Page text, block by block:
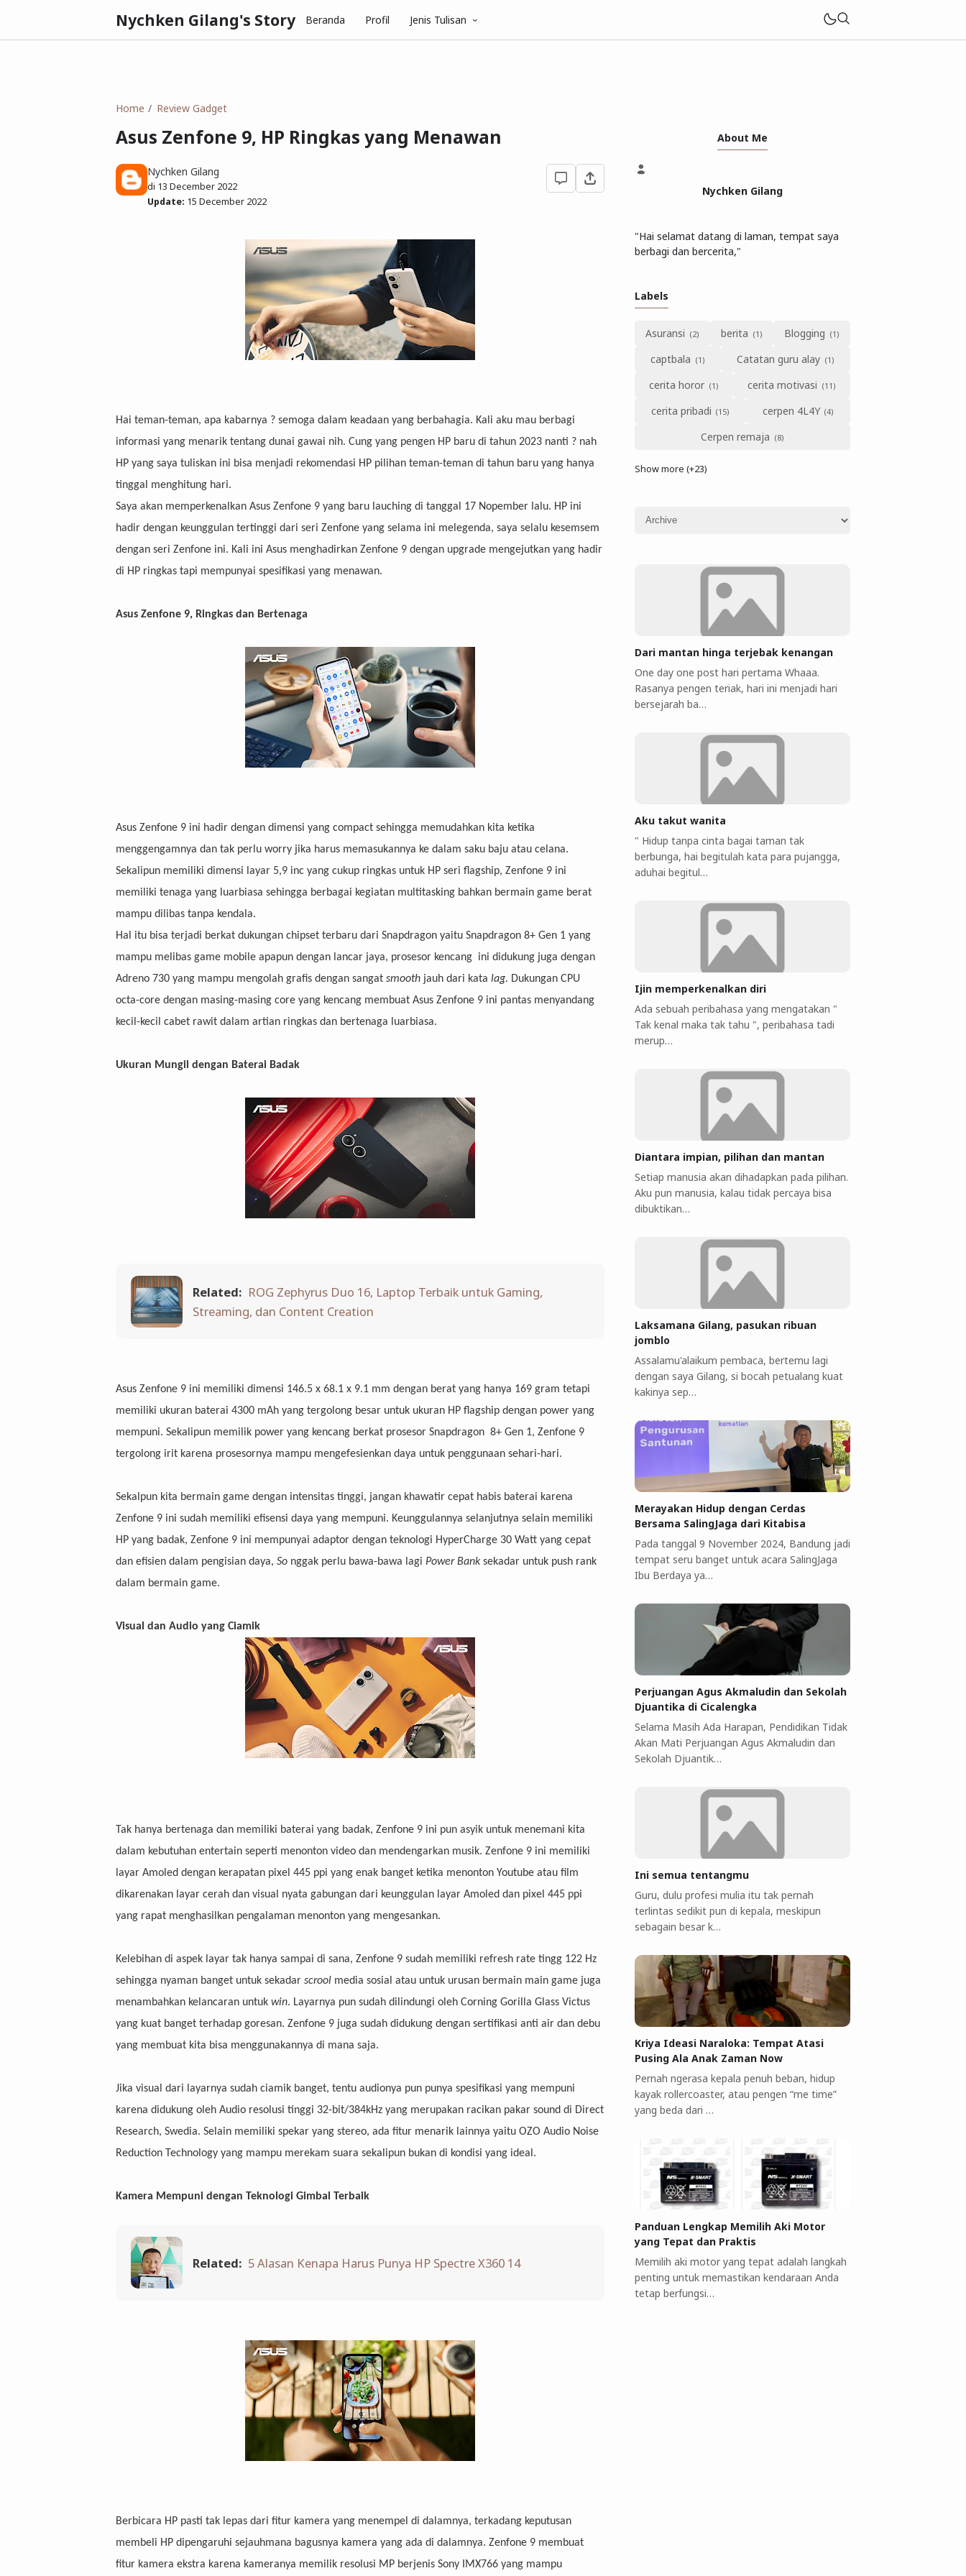
Nychken Gilang's Story Beranda Profil Jenis Tulisan
Home Review Gadget
Asus Zenfone 9, HP Ringkas yang Menawan
Nychken Gilang
di 13 December 2022
Update: 15 December 2022
Hai teman-teman, apa kabarnya ? semoga dalam keadaan yang berbahagia. Kali aku mau berbagi
informasi yang menarik tentang dunai gawai nih. Cung yang pengen HP baru di tahun 2023 nanti ? nah
HP yang saya tuliskan ini bisa menjadi rekomendasi HP pilihan teman-teman di tahun baru yang hanya
tinggal menghitung hari.
Saya akan memperkenalkan Asus Zenfone 9 yang baru lauching di tanggal 17 Nopember lalu. HP ini
hadir dengan keunggulan tertinggi dari seri Zenfone yang selama ini melegenda, saya selalu kesemsem
dengan seri Zenfone ini. Kali ini Asus menghadirkan Zenfone 9 dengan upgrade mengejutkan yang hadir
di HP ringkas tapi mempunyai spesifikasi yang menawan.
Asus Zenfone 9, Ringkas dan Bertenaga
Asus Zenfone 9 ini hadir dengan dimensi yang compact sehingga memudahkan kita ketika
menggengamnya dan tak perlu worry jika harus memasukannya ke dalam saku baju atau celana.
Sekalipun memiliki dimensi layar 5,9 inc yang cukup ringkas untuk HP seri flagship, Zenfone 9 ini
memiliki tenaga yang luarbiasa sehingga berbagai kegiatan multitasking bahkan bermain game berat
mampu dilibas tanpa kendala.
Hal itu bisa terjadi berkat dukungan chipset terbaru dari Snapdragon yaitu Snapdragon 8+ Gen 1 yang
mampu melibas game mobile apapun dengan lancar jaya, prosesor kencang ini didukung juga dengan
Adreno 730 yang mampu mengolah grafis dengan sangat smooth jauh dari kata lag. Dukungan CPU
octa-core dengan masing-masing core yang kencang membuat Asus Zenfone 9 ini pantas menyandang
kecil-kecil cabet rawit dalam artian ringkas dan bertenaga luarbiasa.
Ukuran Mungil dengan Baterai Badak
Related: ROG Zephyrus Duo 16, Laptop Terbaik untuk Gaming,
Streaming, dan Content Creation
Asus Zenfone 9 ini memiliki dimensi 146.5 x 68.1 x 9.1 mm dengan berat yang hanya 169 gram tetapi
memiliki ukuran baterai 4300 mAh yang tergolong besar untuk ukuran HP flagship dengan power yang
mempuni. Sekalipun memilik power yang kencang berkat prosesor Snapdragon 8+ Gen 1, Zenfone 9
tergolong irit karena prosesornya mampu mengefesienkan daya untuk penggunaan sehari-hari.
Sekalpun kita bermain game dengan intensitas tinggi, jangan khawatir cepat habis baterai karena
Zenfone 9 ini sudah memiliki efisensi daya yang mempuni. Keunggulannya selanjutnya selain memiliki
HP yang badak, Zenfone 9 ini mempunyai adaptor dengan teknologi HyperCharge 30 Watt yang cepat
dan efisien dalam pengisian daya, So nggak perlu bawa-bawa lagi Power Bank sekadar untuk push rank
dalam bermain game.
Visual dan Audio yang Ciamik
Tak hanya bertenaga dan memiliki baterai yang badak, Zenfone 9 ini pun asyik untuk menemani kita
dalam kebutuhan entertain seperti menonton video dan mendengarkan musik. Zenfone 9 ini memiliki
layar Amoled dengan kerapatan pixel 445 ppi yang enak banget ketika menonton Youtube atau film
dikarenakan layar cerah dan visual nyata gabungan dari keunggulan layar Amoled dan pixel 445 ppi
yang rapat menghasilkan pengalaman menonton yang mengesankan.
Kelebihan di aspek layar tak hanya sampai di sana, Zenfone 9 sudah memiliki refresh rate tingg 122 Hz
sehingga nyaman banget untuk sekadar scrool media sosial atau untuk urusan bermain main game juga
menambahkan kelancaran untuk win. Layarnya pun sudah dilindungi oleh Corning Gorilla Glass Victus
yang kuat banget terhadap goresan. Zenfone 9 juga sudah didukung dengan sertifikasi anti air dan debu
yang membuat kita bisa menggunakannya di mana saja.
Jika visual dari layarnya sudah ciamik banget, tentu audionya pun punya spesifikasi yang mempuni
karena didukung oleh Audio resolusi tinggi 32-bit/384kHz yang merupakan racikan pakar sound di Direct
Research, Swedia. Selain memiliki spekar yang stereo, ada fitur menarik lainnya yaitu OZO Audio Noise
Reduction Technology yang mampu merekam suara sekalipun bukan di kondisi yang ideal.
Kamera Mempuni dengan Teknologi Gimbal Terbaik
Related: 5 Alasan Kenapa Harus Punya HP Spectre X360 14
Berbicara HP pasti tak lepas dari fitur kamera yang menempel di dalamnya, terkadang keputusan
membeli HP dipengaruhi sejauhmana bagusnya kamera yang ada di dalamnya. Zenfone 9 membuat
fitur kamera ekstra karena kameranya memilik resolusi MP berjenis Sony IMX766 yang mampu
About Me
Nychken Gilang
"Hai selamat datang di laman, tempat saya
berbagi dan bercerita,"
Labels
Asuransi berita
Blogging
captbala
Catatan guru alay
cerita horor
cerita motivasi
cerita pribadi
cerpen 4L4Y
Cerpen remaja
Show more (+23)
Dari mantan hinga terjebak kenangan
One day one post hari pertama Whaaa.
Rasanya pengen teriak, hari ini menjadi hari
bersejarah ba…
Aku takut wanita
" Hidup tanpa cinta bagai taman tak
berbunga, hai begitulah kata para pujangga,
aduhai begitul…
Ijin memperkenalkan diri
Ada sebuah peribahasa yang mengatakan "
Tak kenal maka tak tahu ", peribahasa tadi
merup…
Diantara impian, pilihan dan mantan
Setiap manusia akan dihadapkan pada pilihan.
Aku pun manusia, kalau tidak percaya bisa
dibuktikan…
Laksamana Gilang, pasukan ribuan
jomblo
Assalamu'alaikum pembaca, bertemu lagi
dengan saya Gilang, si bocah petualang kuat
kakinya sep…
Merayakan Hidup dengan Cerdas
Bersama SalingJaga dari Kitabisa
Pada tanggal 9 November 2024, Bandung jadi
tempat seru banget untuk acara SalingJaga
Ibu Berdaya ya…
Perjuangan Agus Akmaludin dan Sekolah
Djuantika di Cicalengka
Selama Masih Ada Harapan, Pendidikan Tidak
Akan Mati Perjuangan Agus Akmaludin dan
Sekolah Djuantik…
Ini semua tentangmu
Guru, dulu profesi mulia itu tak pernah
terlintas sedikit pun di kepala, meskipun
sebagain besar k…
Kriya Ideasi Naraloka: Tempat Atasi
Pusing Ala Anak Zaman Now
Pernah ngerasa kepala penuh beban, hidup
kayak rollercoaster, atau pengen “me time”
yang beda dari …
Panduan Lengkap Memilih Aki Motor
yang Tepat dan Praktis
Memilih aki motor yang tepat adalah langkah
penting untuk memastikan kendaraan Anda
tetap berfungsi…